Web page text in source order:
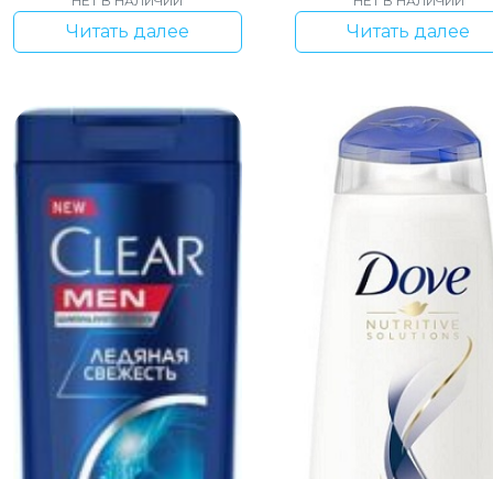
Читать далее Читать далее